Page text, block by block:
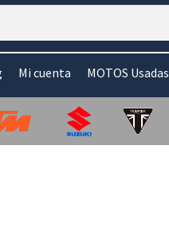
Mi cuenta MOTOS Usadas